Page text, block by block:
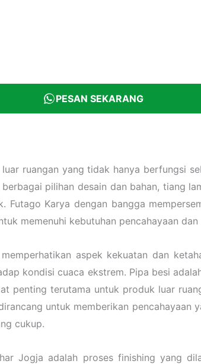
PESAN SEKARANG
ruangan yang tidak hanya berfungsi
pilihan desain dan bahan, tiang
Karya dengan bangga
memenuhi kebutuhan pencahayaan
aspek kekuatan dan
kondisi cuaca ekstrem. Pipa besi
penting terutama untuk produk luar
untuk memberikan pencahayaan
cukup.
Jogja adalah proses finishing yang